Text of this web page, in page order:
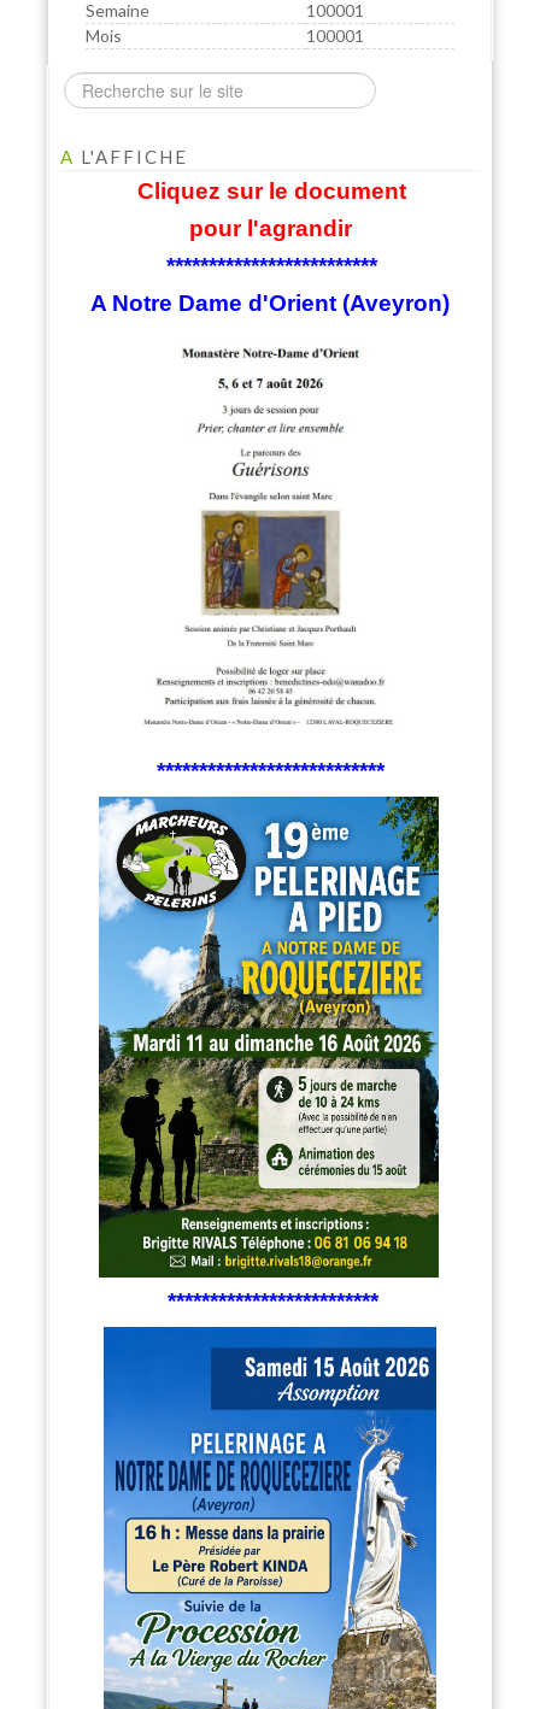
Semaine
100001
Mois
100001
A L'AFFICHE
Cliquez sur le document
pour l'agrandir
*************************
A Notre Dame d'Orient (Aveyron)
***************************
*************************